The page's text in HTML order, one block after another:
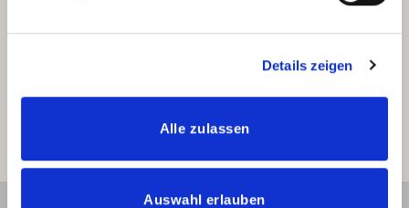
Details zeigen
Alle zulassen
Auswahl erlauben